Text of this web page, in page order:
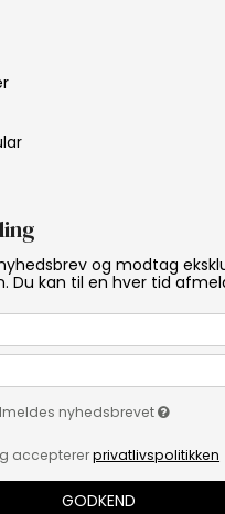
og modtag
Du kan til en hver tid
nyhedsbrevet
acceptererprivatlivspolitikken
GODKEND